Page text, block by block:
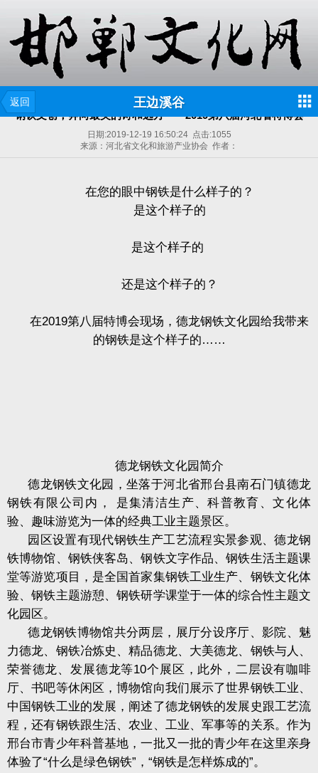
返回 王边溪谷
钢铁文创，奔向最美的诗和远方——2019第八届河北省特博会
日期:2019-12-19 16:50:24点击:1055
来源：河北省文化和旅游产业协会 作者：
在您的眼中钢铁是什么样子的？
是这个样子的
是这个样子的
还是这个样子的？
在2019第八届特博会现场，德龙钢铁文化园给我带来
的钢铁是这个样子的……
德龙钢铁文化园简介
德龙钢铁文化园，坐落于河北省邢台县南石门镇德龙
钢铁有限公司内，
是集清洁生产、科普教育、文化体
验、趣味游览为一体的经典工业主题景区。
园区设置有现代钢铁生产工艺流程实景参观、德龙钢
铁博物馆、钢铁侠客岛、钢铁文字作品、钢铁生活主题课
堂等游览项目，是全国首家集钢铁工业生产、钢铁文化体
验、钢铁主题游憩、钢铁研学课堂于一体的综合性主题文
化园区。
德龙钢铁博物馆共分两层，展厅分设序厅、影院、魅
力德龙、钢铁冶炼史、精品德龙、大美德龙、钢铁与人、
荣誉德龙、发展德龙等10个展区，此外，二层设有咖啡
厅、书吧等休闲区，博物馆向我们展示了世界钢铁工业、
中国钢铁工业的发展，阐述了德龙钢铁的发展史跟工艺流
程，还有钢铁跟生活、农业、工业、军事等的关系。作为
邢台市青少年科普基地，一批又一批的青少年在这里亲身
体验了“什么是绿色钢铁”，“钢铁是怎样炼成的”。